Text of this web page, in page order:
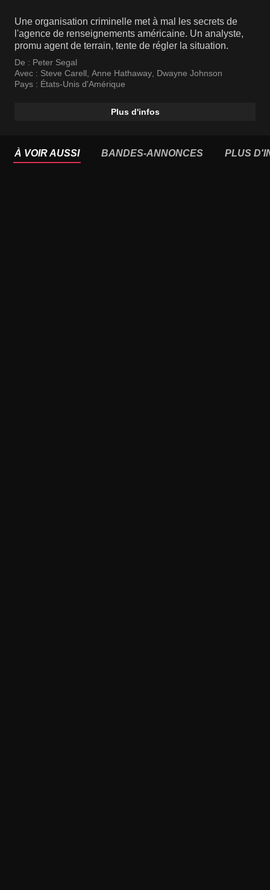
Une organisation criminelle met à mal les secrets de
l'agence de renseignements américaine. Un analyste,
promu agent de terrain, tente de régler la situation.
De : Peter Segal
Avec : Steve Carell, Anne Hathaway, Dwayne Johnson
Pays : États-Unis d'Amérique
Plus d'infos
À VOIR AUSSI BANDES-ANNONCES PLUS